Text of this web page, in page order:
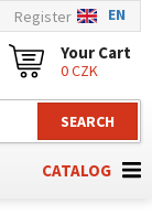
SEARCH
Register EN
Your Cart
0 CZK
CATALOG